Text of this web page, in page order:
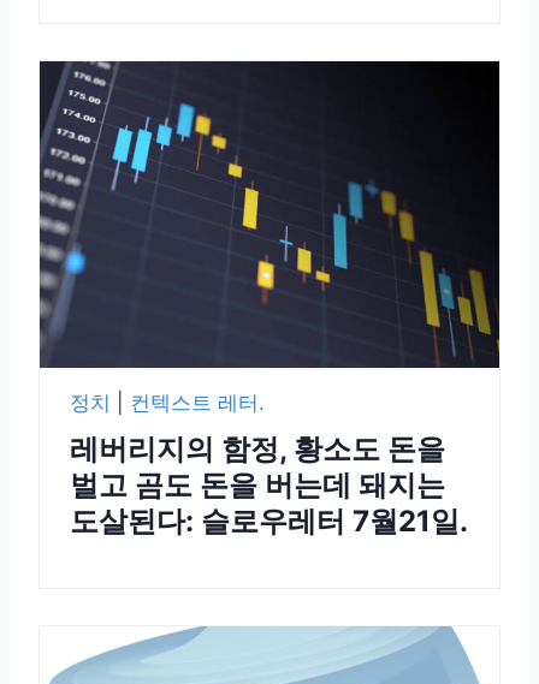
정치 컨텍스트 레터.
레버리지의 함정, 황소도 돈을
벌고 곰도 돈을 버는데 돼지는
도살된다: 슬로우레터 7월21일.